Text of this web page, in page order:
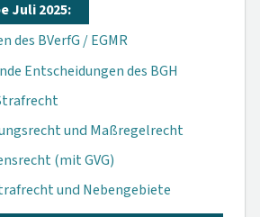
Juli 2025:
des BVerfG / EGMR
Entscheidungen des BGH
und Maßregelrecht
(mit GVG)
und Nebengebiete